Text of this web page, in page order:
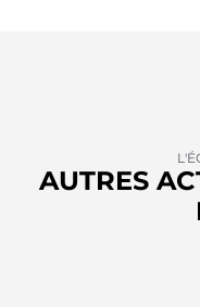
AUTRES